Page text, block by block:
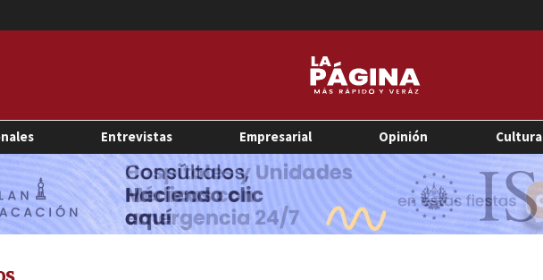
Entrevistas Empresarial Opinión Cultura